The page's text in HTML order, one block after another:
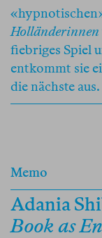
Holländerinnen
fiebriges Spiel
entkommt sie
die nächste aus.
Memo
Adania
Book as